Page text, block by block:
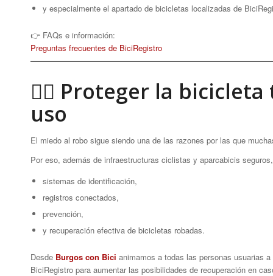
y especialmente el apartado de bicicletas localizadas de
👉 FAQs e información:
Preguntas frecuentes de BiciRegistro
🚴‍♀️ Proteger la
uso
El miedo al robo sigue siendo una de las razones por las que
Por eso, además de infraestructuras ciclistas y aparcabicis
sistemas de identificación,
registros conectados,
prevención,
y recuperación efectiva de bicicletas robadas.
Desde Burgos con Bici animamos a todas las personas usuarias
BiciRegistro para aumentar las posibilidades de recuperación en